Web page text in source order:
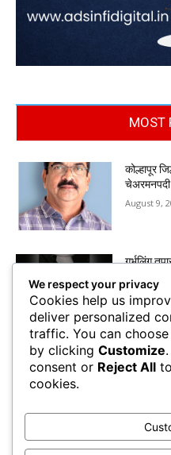
MOST
कोल्हापूर
चेअरमनपदी
August 9,
गर्भलिंग
August 9,
केडीसीसी
७४ कोटी
दिल्लीतील
We respect your privacy
Cookies help us
deliver personalized
traffic. You can
by clicking Customize
consent or Reject All
cookies.